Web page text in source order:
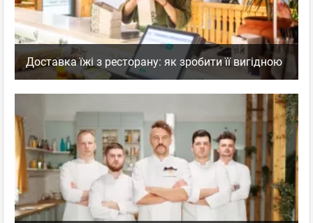
Доставка їжі з ресторану: як зробити її вигідною